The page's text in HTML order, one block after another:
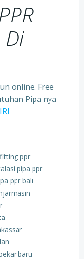
Di
online. Free
Pipa nya
fitting ppr
pipa ppr
ppr bali